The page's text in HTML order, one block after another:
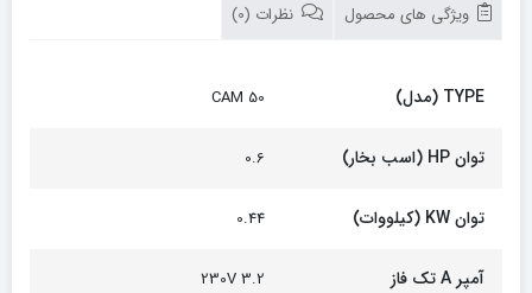
ویژگی های محصول نظرات (0)
TYPE (مدل) CAM 50
توان HP (اسب بخار) 0.6
توان KW (کیلووات) 0.44
آمپر A تک فاز 3.2 230V